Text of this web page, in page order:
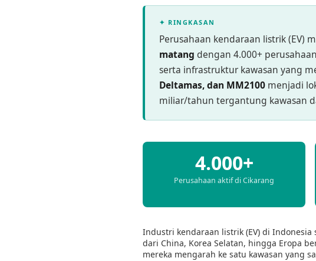
✦ RINGKASAN
Perusahaan kendaraan listrik (EV)
matang dengan 4.000+
serta infrastruktur kawasan yang
Deltamas, dan MM2100 menjadi
miliar/tahun tergantung kawasan
4.000+
Perusahaan aktif di Cikarang
Industri kendaraan listrik (EV) di
dari China, Korea Selatan, hingga Eropa
mereka mengarah ke satu kawasan yang